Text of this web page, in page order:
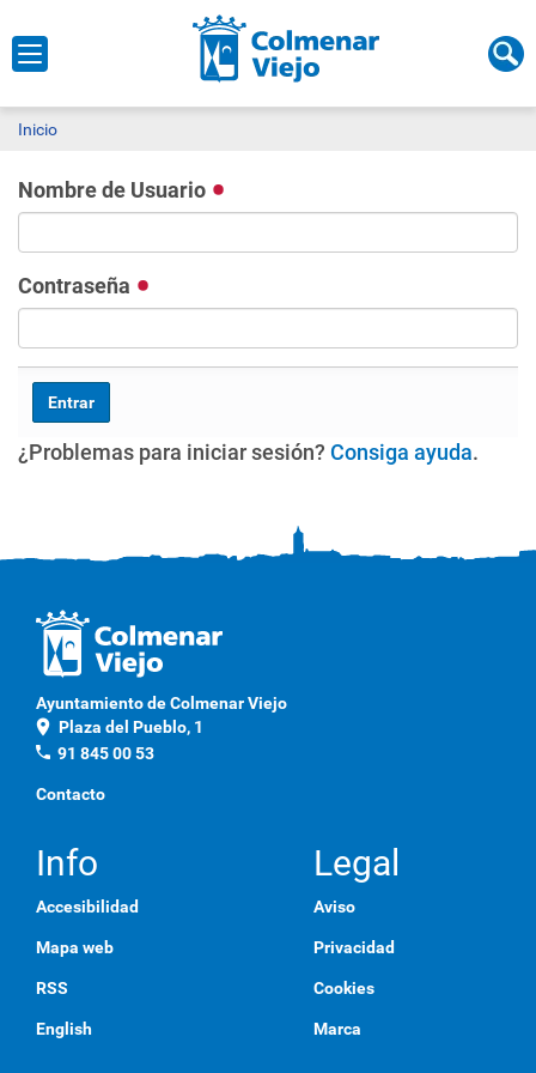
Inicio
Nombre de Usuario
Contraseña
¿Problemas para iniciar sesión? Consiga ayuda.
Ayuntamiento de Colmenar Viejo
location_on Plaza del Pueblo, 1
phone 91 845 00 53
Contacto
Info
Accesibilidad
Mapa web
RSS
English
Legal
Aviso
Privacidad
Cookies
Marca